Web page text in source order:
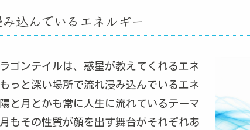
込んでいるエネルギー
ゴンテイルは、惑星が教えてくれるエネ
っと深い場所で流れ浸み込んでいるエネ
と月とかも常に人生に流れているテーマ
もその性質が顔を出す舞台がそれぞれあ